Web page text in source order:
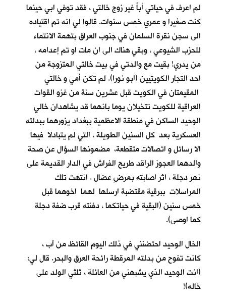
لم اعرف في حياتي أباً غير زوج خالتي ، فقد توفي ابي حينما
كنت صغيرا و عمري خمس سنوات. قالوا لي انه تم اقتياده
الى سجن نقرة السلمان في جنوب العراق بتهمة الانتماء
للحزب الشيوعي ، وبقي هناك الى ان مات او تم إعدامه ،
من يدري! بقيت مع والدتي في بيت خالتي المتزوجة من
احد التجار الكويتيين (ابو نورا). لم تكن أمي و خالتي
المقيمتان في الكويت قبل عشرين سنة من غزو القوات
العراقية للكويت تتخيلان يوما بانهما قد يشاهدان خالي
الوحيد الساكن في منطقة الاعظمية ببغداد يزورهما ببدلته
العسكرية بعد كل السنين الطويلة ، التي لم يتبادلا فيها
الا رسائل و اتصالات متقطعة، مضمونها السؤال عن صحة
والدهما العجوز الراقد طريح الفراش في الدار القديمة على
نهر دجلة ، اثر اصابته بمرضِ عضال . انتهت تلك
المراسلات ببرقية مقتضبة ارسلها لهما اخوهما قبل
خمس سنين (البقية في حياتكما ، دفنته قرب ضفة دجلة
كما اوصى).
الخال الوحيد احتضنني في ذلك اليوم القائظ من آب ،
كانت تفوح من بدلته المرقطة رائحة العرق والبحر. قال لي:
(انت الوحيد الذي يشبهني من العائلة ، ثلثي الولد على
خاله)!